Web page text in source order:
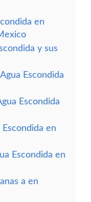
en
y sus
Escondida
Escondida
en
Escondida en
a en